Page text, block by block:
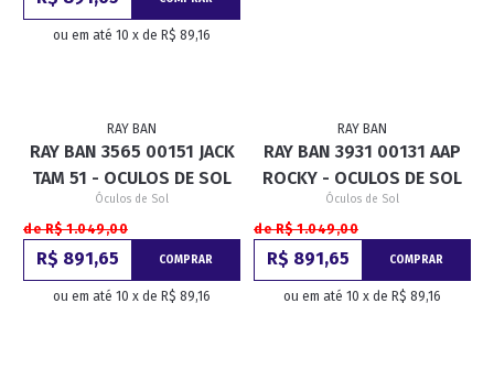
ou em até 10 x de R$ 89,16
RAY BAN
RAY BAN 3565 00151 JACK
TAM 51 - OCULOS DE SOL
Óculos de Sol
de R$ 1.049,00
R$ 891,65 COMPRAR
ou em até 10 x de R$ 89,16
RAY BAN
RAY BAN 3931 00131 AAP
ROCKY - OCULOS DE SOL
Óculos de Sol
de R$ 1.049,00
R$ 891,65 COMPRAR
ou em até 10 x de R$ 89,16